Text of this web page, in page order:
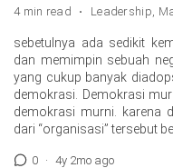
4 min read · Leadership,
sebetulnya ada sedikit
dan memimpin sebuah
yang cukup banyak
demokrasi. Demokrasi
demokrasi murni. karena
dari “organisasi” tersebut
0 · 4y 2mo ago